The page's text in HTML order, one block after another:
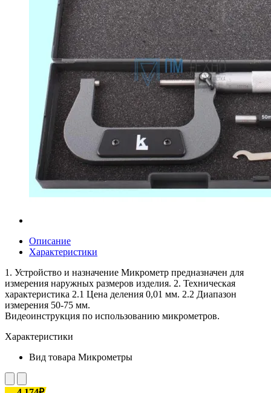
Описание
Характеристики
1. Устройство и назначение Микрометр предназначен для
измерения наружных размеров изделия. 2. Техническая
характеристика 2.1 Цена деления 0,01 мм. 2.2 Диапазон
измерения 50-75 мм.
Видеоинструкция по использованию микрометров.
Характеристики
Вид товара Микрометры